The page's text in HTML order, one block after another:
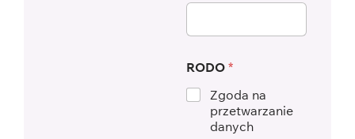
RODO *
Zgoda na
przetwarzanie
danych